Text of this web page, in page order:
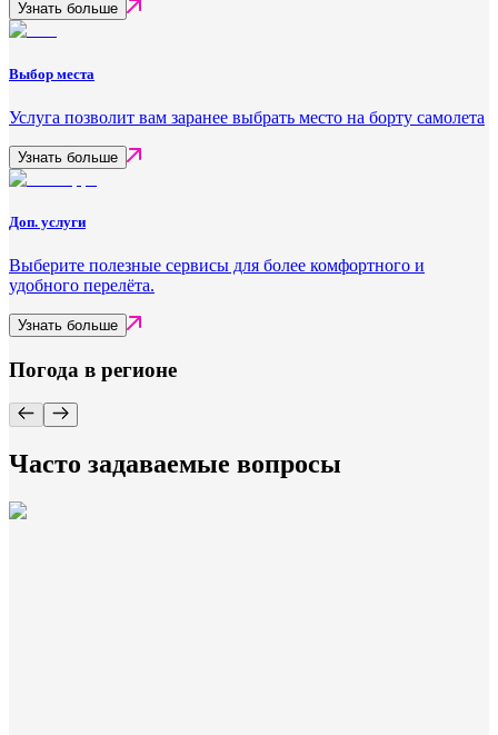
Узнать больше
Выбор места
Услуга позволит вам заранее выбрать место на борту самолета
Узнать больше
Доп. услуги
Выберите полезные сервисы для более комфортного и
удобного перелёта.
Узнать больше
Погода в регионе
Часто задаваемые вопросы